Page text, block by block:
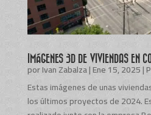
IMÁGENES 3D DE VIVIENDAS EN
porIvan Zabalza|Ene 15, 2025|
Estas imágenes de unas
los últimos proyectos de 2024.